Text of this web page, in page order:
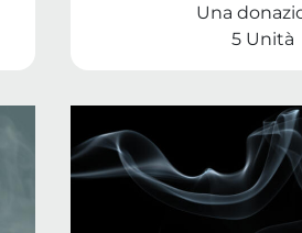
Una
5 Unità